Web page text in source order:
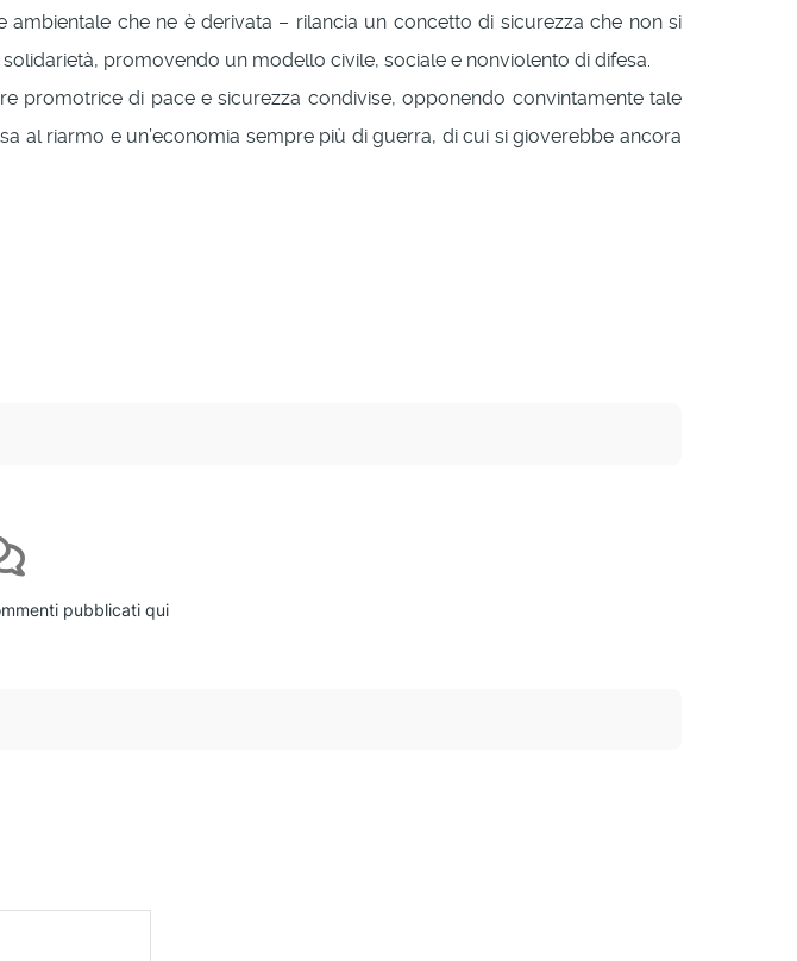
che ne è derivata – rilancia un concetto di sicurezza che non si
promovendo un modello civile, sociale e nonviolento di difesa.
promotrice di pace e sicurezza condivise, opponendo convintamente tale
al riarmo e un’economia sempre più di guerra, di cui si gioverebbe ancora
pubblicati qui